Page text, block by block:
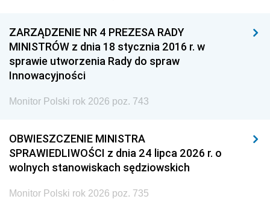
ZARZĄDZENIE NR 4 PREZESA RADY
MINISTRÓW z dnia 18 stycznia 2016 r. w
sprawie utworzenia Rady do spraw
Innowacyjności
Monitor Polski rok 2026 poz. 743
OBWIESZCZENIE MINISTRA
SPRAWIEDLIWOŚCI z dnia 24 lipca 2026 r. o
wolnych stanowiskach sędziowskich
Monitor Polski rok 2026 poz. 735